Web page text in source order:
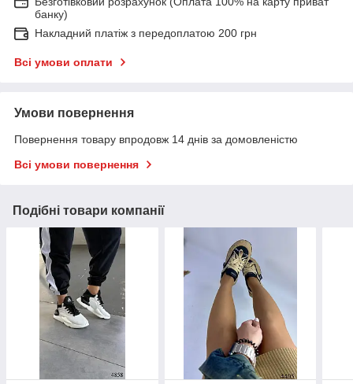
банку)
Накладний платіж з передоплатою 200 грн
Всі умови оплати
Умови повернення
Повернення товару впродовж 14 днів за домовленістю
Всі умови повернення
Подібні товари компанії